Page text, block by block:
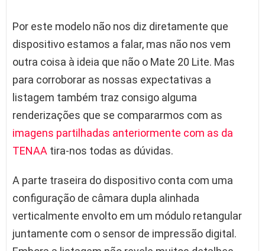
Por este modelo não nos diz diretamente que
dispositivo estamos a falar, mas não nos vem
outra coisa à ideia que não o Mate 20 Lite. Mas
para corroborar as nossas expectativas a
listagem também traz consigo alguma
renderizações que se compararmos com as
imagens partilhadas anteriormente com as da
TENAA tira-nos todas as dúvidas.
A parte traseira do dispositivo conta com uma
configuração de câmara dupla alinhada
verticalmente envolto em um módulo retangular
juntamente com o sensor de impressão digital.